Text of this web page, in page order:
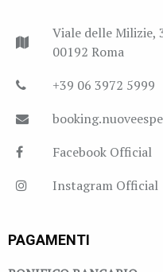
Viale delle Milizie,
00192 Roma
+39 06 3972 5999
Facebook Official
Instagram Official
PAGAMENTI